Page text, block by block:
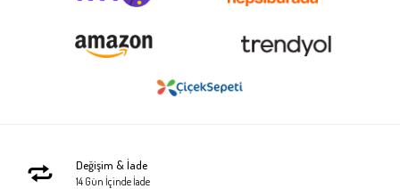
Değişim & İade
14 Gün İçinde İade